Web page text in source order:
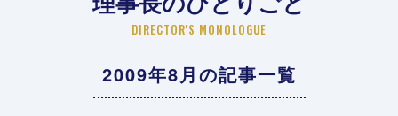
DIRECTOR'S MONOLOGUE
2009年8月の記事一覧